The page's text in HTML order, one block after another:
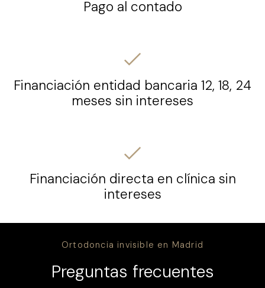
Pago al contado
Financiación entidad bancaria 12, 18, 24
meses sin intereses
Financiación directa en clínica sin
intereses
Ortodoncia invisible en Madrid
Preguntas frecuentes